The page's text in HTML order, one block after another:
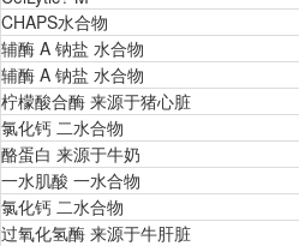
CHAPS水合物
辅酶 A 钠盐 水合物
辅酶 A 钠盐 水合物
柠檬酸合酶 来源于猪心脏
氯化钙 二水合物
酪蛋白 来源于牛奶
一水肌酸 一水合物
氯化钙 二水合物
过氧化氢酶 来源于牛肝脏